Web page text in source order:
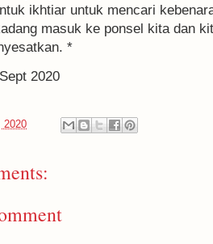
ikhtiar untuk mencari
masuk ke ponsel kita dan
*
2020
2020